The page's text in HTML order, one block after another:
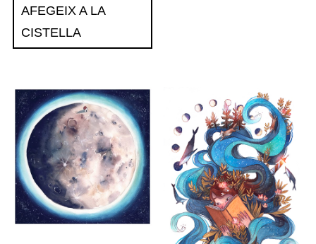
AFEGEIX A LA
CISTELLA